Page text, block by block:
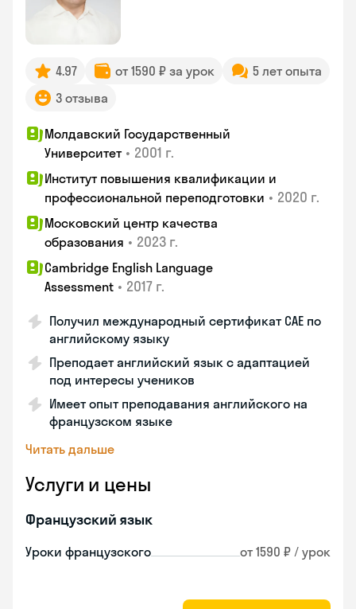
4.97 от 1590 ₽ за урок
5 лет опыта
3 отзыва
Молдавский Государственный
Университет • 2001 г.
Институт повышения квалификации и
профессиональной переподготовки • 2020 г.
Московский центр качества
образования • 2023 г.
Cambridge English Language
Assessment • 2017 г.
Получил международный сертификат CAE по
английскому языку
Преподает английский язык с адаптацией
под интересы учеников
Имеет опыт преподавания английского на
французском языке
Читать дальше
Услуги и цены
Французский язык
Уроки французского от 1590 ₽ / урок